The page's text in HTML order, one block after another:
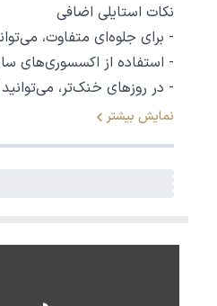
نکات استایلی اضافی
- برای جلوه‌ای متفاوت،
- استفاده از اکسسوری‌های
- در روزهای خنک‌تر،
نمایش بیشتر